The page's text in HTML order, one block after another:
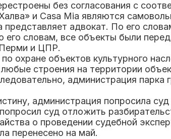
без согласования с
и Casa Mia являются
представляет адвокат. По его
его словам, все объекты были
Перми и ЦПР.
по охране объектов культурного насл
любые строения на территории
администрация парка
администрация попросила
суд отложить
о проведении судебной
перенесено на май.